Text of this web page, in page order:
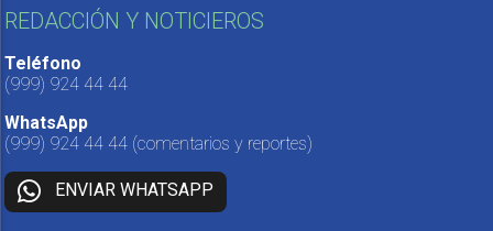
REDACCIÓN Y NOTICIEROS
Teléfono
(999) 924 44 44
WhatsApp
(999) 924 44 44 (comentarios y reportes)
ENVIAR WHATSAPP